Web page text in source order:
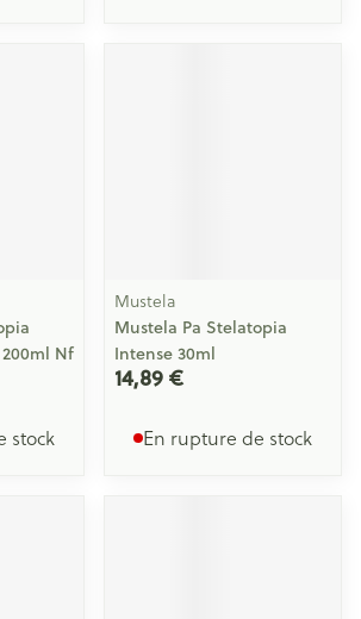
Nf
stock
Mustela
Mustela Pa Stelatopia
Intense 30ml
14,89 €
En rupture de stock